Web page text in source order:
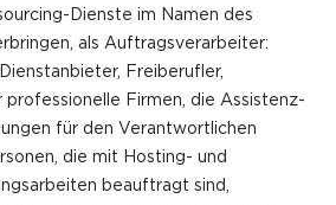
Dienste im Namen des
als Auftragsverarbeiter:
Freiberufler,
professionelle Firmen, die Assistenz-
für den Verantwortlichen
die mit Hosting- und
beauftragt sind,